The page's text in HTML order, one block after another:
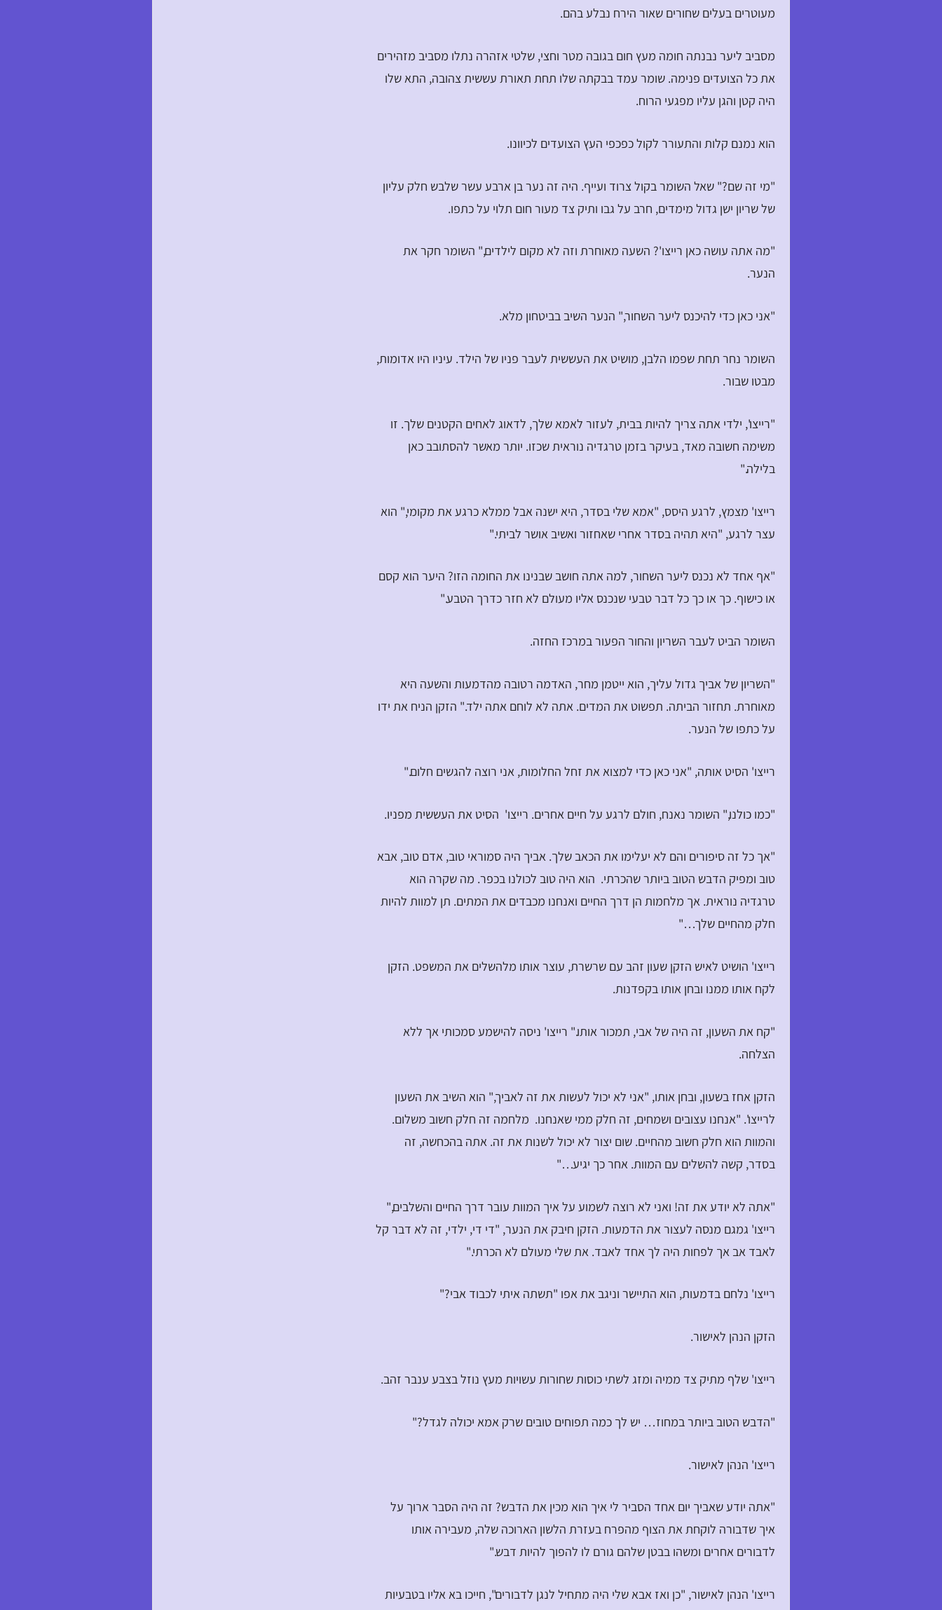
מעוטרים בעלים שחורים שאור הירח נבלע בהם.
מסביב ליער נבנתה חומה מעץ חום בגובה מטר וחצי, שלטי אזהרה נתלו מסביב מזהירים
את כל הצועדים פנימה. שומר עמד בבקתה שלו תחת תאורת עששית צהובה, התא שלו
היה קטן והגן עליו מפגעי הרוח.
הוא נמנם קלות והתעורר לקול כפכפי העץ הצועדים לכיוונו.
"מי זה שם?" שאל השומר בקול צרוד ועייף. היה זה נער בן ארבע עשר שלבש חלק עליון
של שריון ישן גדול מימדים, חרב על גבו ותיק צד מעור חום תלוי על כתפו.
"מה אתה עושה כאן רייצו'? השעה מאוחרת וזה לא מקום לילדים," השומר חקר את
הנער.
"אני כאן כדי להיכנס ליער השחור," הנער השיב בביטחון מלא.
השומר נחר תחת שפמו הלבן, מושיט את העששית לעבר פניו של הילד. עיניו היו אדומות,
מבטו שבור.
"רייצו', ילדי אתה צריך להיות בבית, לעזור לאמא שלך, לדאוג לאחים הקטנים שלך. זו
משימה חשובה מאד, בעיקר בזמן טרגדיה נוראית שכזו. יותר מאשר להסתובב כאן
בלילה."
רייצו' מצמץ, לרגע היסס, "אמא שלי בסדר, היא ישנה אבל ממלא כרגע את מקומי," הוא
עצר לרגע, "היא תהיה בסדר אחרי שאחזור ואשיב אושר לביתי."
"אף אחד לא נכנס ליער השחור, למה אתה חושב שבנינו את החומה הזו? היער הוא קסם
או כישוף. כך או כך כל דבר טבעי שנכנס אליו מעולם לא חזר כדרך הטבע."
השומר הביט לעבר השריון והחור הפעור במרכז החזה.
"השריון של אביך גדול עליך, הוא ייטמן מחר, האדמה רטובה מהדמעות והשעה היא
מאוחרת. תחזור הביתה. תפשוט את המדים. אתה לא לוחם אתה ילד." הזקן הניח את ידו
על כתפו של הנער.
רייצו' הסיט אותה, "אני כאן כדי למצוא את זחל החלומות, אני רוצה להגשים חלום."
"כמו כולנו," השומר נאנח, חולם לרגע על חיים אחרים. רייצו' הסיט את העששית מפניו.
"אך כל זה סיפורים והם לא יעלימו את הכאב שלך. אביך היה סמוראי טוב, אדם טוב, אבא
טוב ומפיק הדבש הטוב ביותר שהכרתי. הוא היה טוב לכולנו בכפר. מה שקרה הוא
טרגדיה נוראית. אך מלחמות הן דרך החיים ואנחנו מכבדים את המתים. תן למוות להיות
חלק מהחיים שלך…"
רייצו' הושיט לאיש הזקן שעון זהב עם שרשרת, עוצר אותו מלהשלים את המשפט. הזקן
לקח אותו ממנו ובחן אותו בקפדנות.
"קח את השעון, זה היה של אבי, תמכור אותו." רייצו' ניסה להישמע סמכותי אך ללא
הצלחה.
הזקן אחז בשעון, ובחן אותו, "אני לא יכול לעשות את זה לאביך," הוא השיב את השעון
לרייצו'. "אנחנו עצובים ושמחים, זה חלק ממי שאנחנו. מלחמה זה חלק חשוב משלום.
והמוות הוא חלק חשוב מהחיים. שום יצור לא יכול לשנות את זה. אתה בהכחשה, זה
בסדר, קשה להשלים עם המוות. אחר כך יגיע…"
"אתה לא יודע את זה! ואני לא רוצה לשמוע על איך המוות עובר דרך החיים והשלבים,"
רייצו' גמגם מנסה לעצור את הדמעות. הזקן חיבק את הנער, "די די, ילדי, זה לא דבר קל
לאבד אב אך לפחות היה לך אחד לאבד. את שלי מעולם לא הכרתי."
רייצו' נלחם בדמעות, הוא התיישר וניגב את אפו "תשתה איתי לכבוד אבי?"
הזקן הנהן לאישור.
רייצו' שלף מתיק צד ממיה ומזג לשתי כוסות שחורות עשויות מעץ נוזל בצבע ענבר זהב.
"הדבש הטוב ביותר במחוז… יש לך כמה תפוחים טובים שרק אמא יכולה לגדל?"
רייצו' הנהן לאישור.
"אתה יודע שאביך יום אחד הסביר לי איך הוא מכין את הדבש? זה היה הסבר ארוך על
איך שדבורה לוקחת את הצוף מהפרח בעזרת הלשון הארוכה שלה, מעבירה אותו
לדבורים אחרים ומשהו בבטן שלהם גורם לו להפוך להיות דבש."
רייצו' הנהן לאישור, "כן ואז אבא שלי היה מתחיל לנגן לדבורים", חייכו בא אליו בטבעיות